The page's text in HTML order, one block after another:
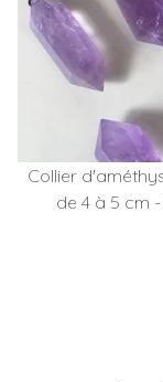
Collier
de 4 à 5 cm